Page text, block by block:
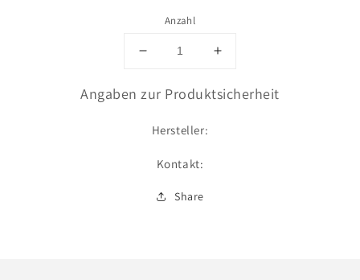
Anzahl
Verringere
Menge
Lasergravur
Erhöhe
Menge
Angaben zur Produktsicherheit
Hersteller:
Kontakt:
Share